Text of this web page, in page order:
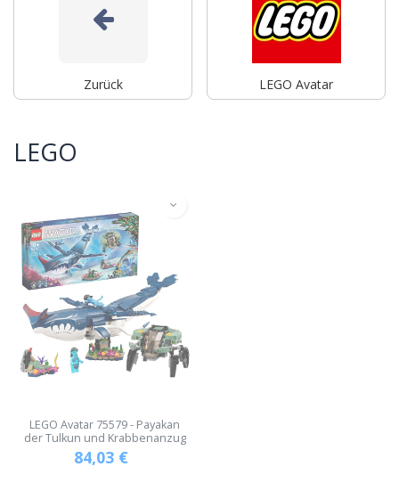
Zurück LEGO Avatar
LEGO
LEGO Avatar 75579 - Payakan
der Tulkun und Krabbenanzug
84,03 €